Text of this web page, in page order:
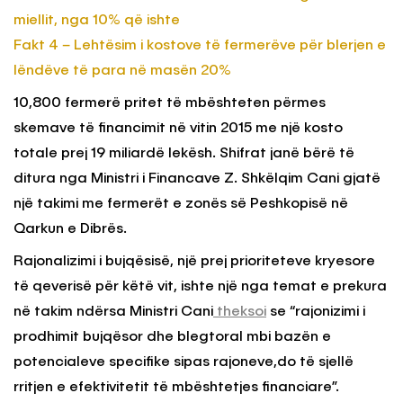
miellit, nga 10% që ishte
Fakt 4 – Lehtësim i kostove të fermerëve për blerjen e
lëndëve të para në masën 20%
10,800 fermerë pritet të mbështeten përmes
skemave të financimit në vitin 2015 me një kosto
totale prej 19 miliardë lekësh. Shifrat janë bërë të
ditura nga Ministri i Financave Z. Shkëlqim Cani gjatë
një takimi me fermerët e zonës së Peshkopisë në
Qarkun e Dibrës.
Rajonalizimi i bujqësisë, një prej prioriteteve kryesore
të qeverisë për këtë vit, ishte një nga temat e prekura
në takim ndërsa Ministri Cani theksoi se “rajonizimi i
prodhimit bujqësor dhe blegtoral mbi bazën e
potencialeve specifike sipas rajoneve,do të sjellë
rritjen e efektivitetit të mbështetjes financiare”.